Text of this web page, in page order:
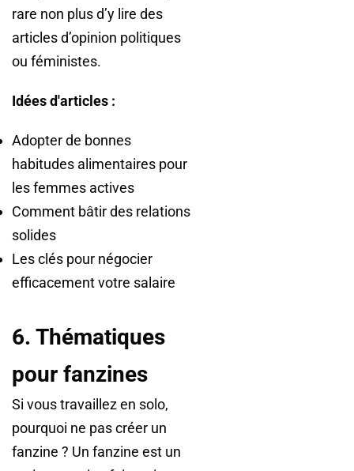
rare non plus d’y lire des
articles d’opinion politiques
ou féministes.
Idées d'articles :
Adopter de bonnes
habitudes alimentaires pour
les femmes actives
Comment bâtir des relations
solides
Les clés pour négocier
efficacement votre salaire
6. Thématiques
pour fanzines
Si vous travaillez en solo,
pourquoi ne pas créer un
fanzine ? Un fanzine est un